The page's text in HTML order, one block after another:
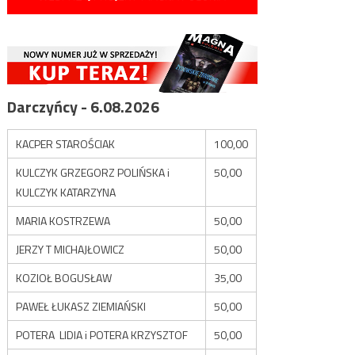
Darczyńcy - 6.08.2026
KACPER STAROŚCIAK
100,00
KULCZYK GRZEGORZ POLIŃSKA i
KULCZYK KATARZYNA
50,00
MARIA KOSTRZEWA
50,00
JERZY T MICHAJŁOWICZ
50,00
KOZIOŁ BOGUSŁAW
35,00
PAWEŁ ŁUKASZ ZIEMIAŃSKI
50,00
POTERA LIDIA i POTERA KRZYSZTOF
50,00